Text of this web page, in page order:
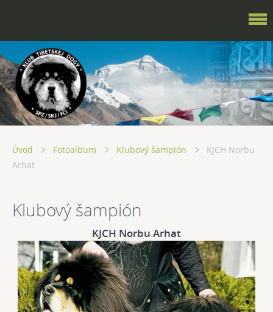
Úvod Fotoalbum Klubový šampión
KJCH Norbu
Arhat
Klubový šampión
KJCH Norbu Arhat